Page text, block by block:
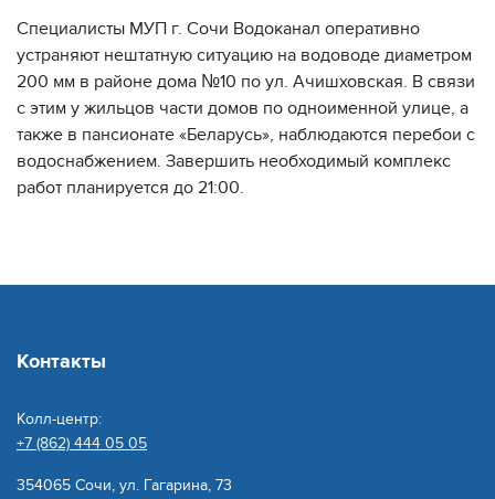
Специалисты МУП г. Сочи Водоканал оперативно
устраняют нештатную ситуацию на водоводе диаметром
200 мм в районе дома №10 по ул. Ачишховская. В связи
с этим у жильцов части домов по одноименной улице, а
также в пансионате «Беларусь», наблюдаются перебои с
водоснабжением. Завершить необходимый комплекс
работ планируется до 21:00.
Контакты
Колл-центр:
+7 (862) 444 05 05
354065 Сочи, ул. Гагарина, 73